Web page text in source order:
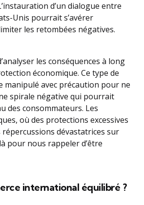
d’un dialogue entre
Unis pourrait s’avérer
les retombées négatives.
les conséquences à long
économique. Ce type de
manipulé avec précaution pour ne
spirale négative qui pourrait
des consommateurs. Les
où des protections excessives
dévastatrices sur
pour nous rappeler d’être
international équilibré ?